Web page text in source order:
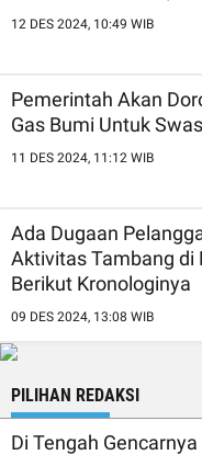
12 DES 2024, 10:49 WIB
Pemerintah Akan
Gas Bumi Untuk
11 DES 2024, 11:12 WIB
Ada Dugaan
Aktivitas Tambang di
Berikut Kronologinya
09 DES 2024, 13:08 WIB
PILIHAN REDAKSI
Di Tengah